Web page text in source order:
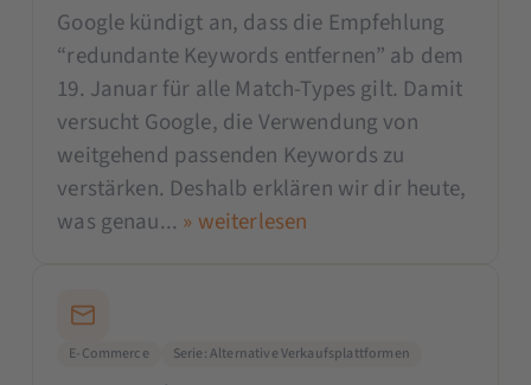
Google kündigt an, dass die Empfehlung
“redundante Keywords entfernen” ab dem
19. Januar für alle Match-Types gilt. Damit
versucht Google, die Verwendung von
weitgehend passenden Keywords zu
verstärken. Deshalb erklären wir dir heute,
was genau... » weiterlesen
E-Commerce Serie: Alternative Verkaufsplattformen